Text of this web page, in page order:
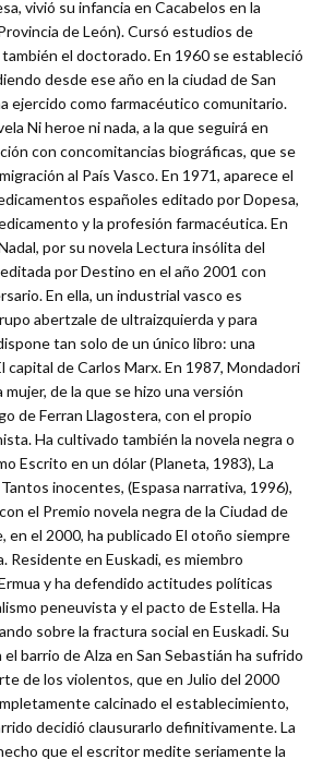
vivió su infancia en Cacabelos en la
de León). Cursó estudios de
el doctorado. En 1960 se estableció
desde ese año en la ciudad de San
ejercido como farmacéutico comunitario.
Ni heroe ni nada, a la que seguirá en
con concomitancias biográficas, que se
al País Vasco. En 1971, aparece el
españoles editado por Dopesa,
y la profesión farmacéutica. En
por su novela Lectura insólita del
por Destino en el año 2001 con
En ella, un industrial vasco es
abertzale de ultraizquierda y para
tan solo de un único libro: una
capital de Carlos Marx. En 1987, Mondadori
mujer, de la que se hizo una versión
de Ferran Llagostera, con el propio
Ha cultivado también la novela negra o
Escrito en un dólar (Planeta, 1983), La
inocentes, (Espasa narrativa, 1996),
el Premio novela negra de la Ciudad de
en el 2000, ha publicado El otoño siempre
Residente en Euskadi, es miembro
y ha defendido actitudes políticas
peneuvista y el pacto de Estella. Ha
sobre la fractura social en Euskadi. Su
el barrio de Alza en San Sebastián ha sufrido
de los violentos, que en Julio del 2000
calcinado el establecimiento,
decidió clausurarlo definitivamente. La
que el escritor medite seriamente la